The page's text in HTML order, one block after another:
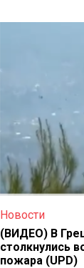
Новости
(ВИДЕО) В
столкнулись
пожара (UPD)